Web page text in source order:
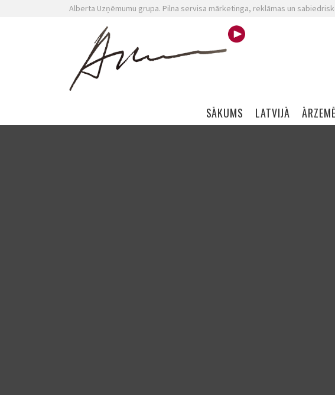
Alberta Uzņēmumu grupa. Pilna servisa mārketinga, reklāmas un
Skip navigation
SĀKUMS LATVIJĀ